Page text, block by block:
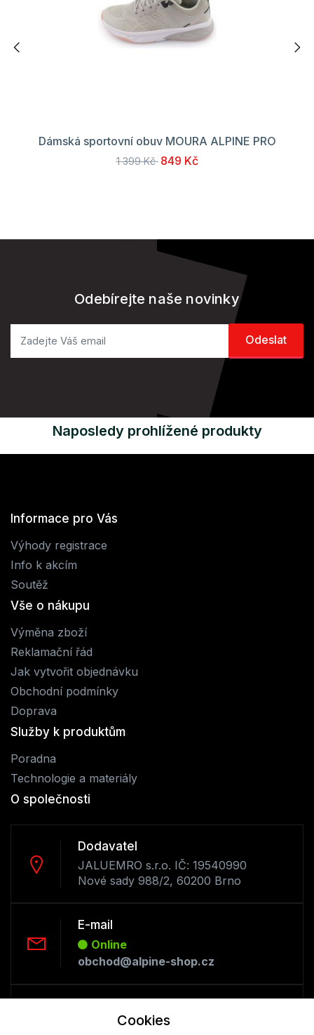
Dámská sportovní obuv MOURA ALPINE PRO
1 399 Kč 849 Kč
Odebírejte naše novinky
Naposledy prohlížené produkty
Informace pro Vás
Výhody registrace
Info k akcím
Soutěž
Vše o nákupu
Výměna zboží
Reklamační řád
Jak vytvořit objednávku
Obchodní podmínky
Doprava
Služby k produktům
Poradna
Technologie a materiály
O společnosti
Dodavatel
JALUEMRO s.r.o. IČ: 19540990
Nové sady 988/2, 60200 Brno
E-mail
Online
obchod@alpine-shop.cz
OfflineCookies